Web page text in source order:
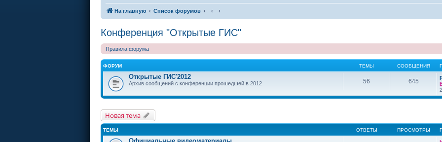
На главную Список форумов
Конференция "Открытые ГИС"
Правила форума
ФОРУМ ТЕМЫ СООБЩЕНИЯ
Открытые ГИС'2012
Архив сообщений с конференции прошедшей в 2012 56 645
Новая тема
ТЕМЫ ОТВЕТЫ ПРОСМОТРЫ